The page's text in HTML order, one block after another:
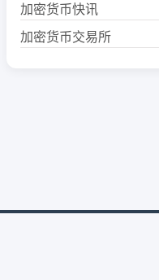
加密货币快讯
加密货币交易所